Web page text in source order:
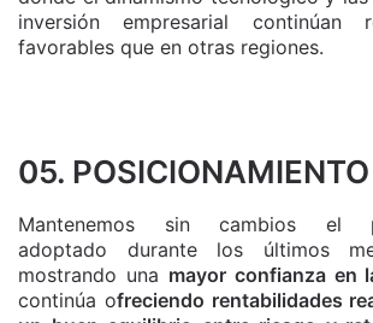
inversión empresarial continúan
favorables que en otras regiones.
05.
Mantenemos sin cambios el
adoptado durante los últimos
mostrando una mayor confianza en
continúa ofreciendo rentabilidades